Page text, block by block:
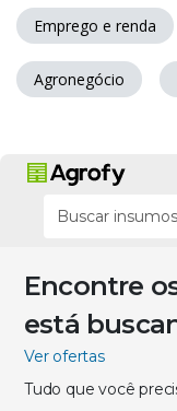
Emprego e renda
Agronegócio
Encontre
está
Ver ofertas
Tudo que você